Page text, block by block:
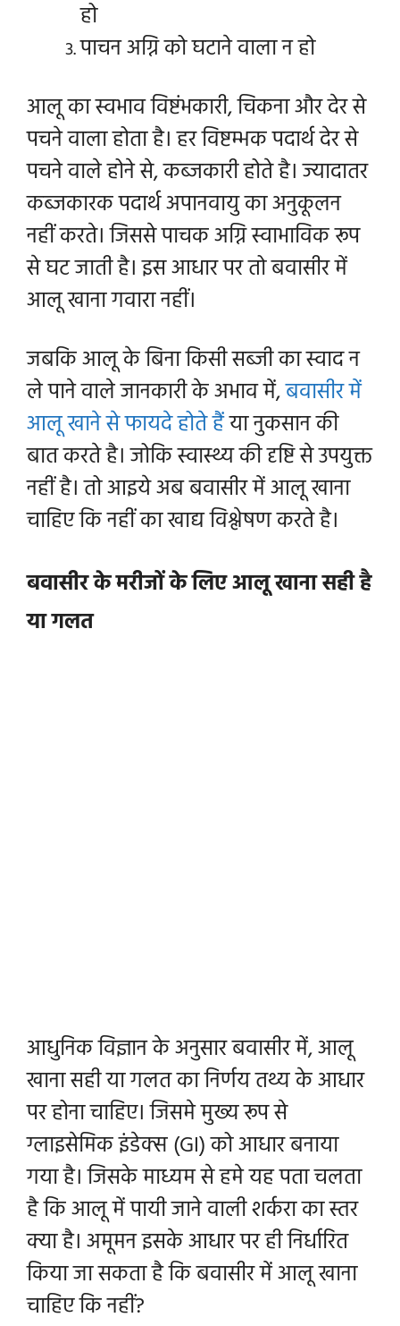
हो
पाचन अग्नि को घटाने वाला न हो
आलू का स्वभाव विष्टंभकारी, चिकना और देर से
पचने वाला होता है। हरविष्टम्भक पदार्थ देर से
पचने वाले होने से, कब्जकारी होते है। ज्यादातर
कब्जकारक पदार्थ अपानवायु का अनुकूलन
नहीं करते। जिससे पाचक अग्नि स्वाभाविक रूप
से घट जाती है। इस आधार पर तो बवासीर में
आलू खाना गवारा नहीं।
जबकि आलू के बिना किसी सब्जी का स्वाद न
ले पाने वाले जानकारी के अभाव में,बवासीर में
आलू खाने से फायदे होते हैंया नुकसान की
बात करते है। जोकि स्वास्थ्य की दृष्टि से उपयुक्त
नहीं है। तो आइये अब बवासीर में आलू खाना
चाहिए कि नहीं का खाद्य विश्लेषण करते है।
बवासीर के मरीजों के लिए आलू खाना सही है
या गलत
आधुनिक विज्ञान के अनुसार बवासीर में, आलू
खाना सही या गलत का निर्णय तथ्य के आधार
पर होना चाहिए। जिसमे मुख्य रूप से
ग्लाइसेमिक इंडेक्स (GI) को आधार बनाया
गया है। जिसके माध्यम से हमे यह पता चलता
है कि आलू में पायी जाने वाली शर्करा का स्तर
क्या है। अमूमन इसके आधार पर ही निर्धारित
किया जा सकता है कि बवासीर में आलू खाना
चाहिए कि नहीं?